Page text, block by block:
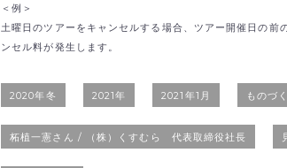
＜例＞
土曜日のツアーをキャンセルする場合、ツアー開催日の前
ンセル料が発生します。
2020年冬 2021年 2021年1月 ものづ
柘植一憲さん / （株）くすむら 代表取締役社長